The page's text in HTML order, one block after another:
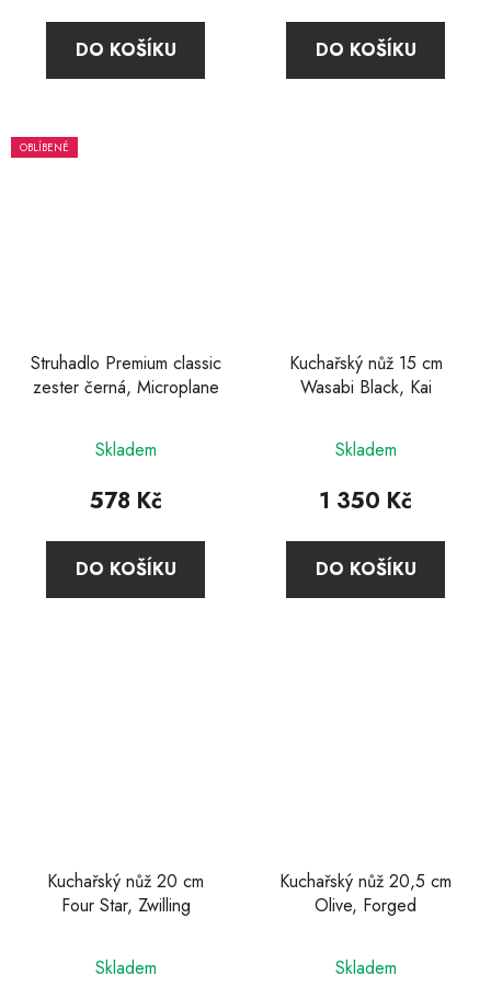
4,7
z
DO KOŠÍKU DO KOŠÍKU
OBLÍBENÉ
Struhadlo Premium classic
zester černá, Microplane
hodnocení
produktu
4,9
z
Skladem
578 Kč
DO KOŠÍKU
Kuchařský nůž 15 cm
Wasabi Black, Kai
hodnocení
produktu
5,0
z
Skladem
1 350 Kč
DO KOŠÍKU
Kuchařský nůž 20 cm
Four Star, Zwilling
hodnocení
Skladem
Kuchařský nůž 20,5 cm
Olive, Forged
Skladem